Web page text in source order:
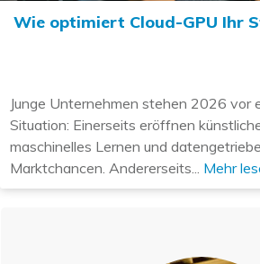
Wie optimiert Cloud-GPU Ihr
Junge Unternehmen stehen 2026 vor
Situation: Einerseits eröffnen
maschinelles Lernen und
Marktchancen. Andererseits... Mehr